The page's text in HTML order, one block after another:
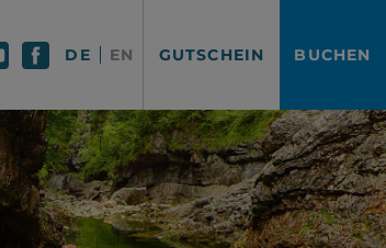
DE EN GUTSCHEIN BUCHEN